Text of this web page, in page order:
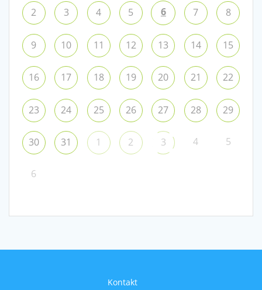
2 3 4 5 6 7 8
9 10 11 12 13 14 15
16 17 18 19 20 21 22
23 24 25 26 27 28 29
30 31 1 2 3 4 5
6
Kontakt